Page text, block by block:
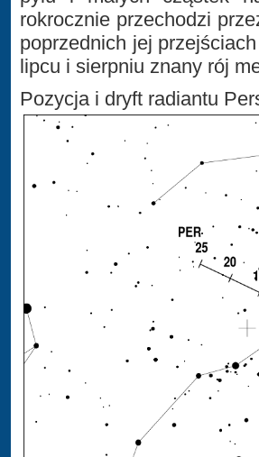
rokrocznie przechodzi
poprzednich jej
lipcu i sierpniu znany rój
Pozycja i dryft radiantu